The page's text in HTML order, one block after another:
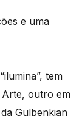
e uma
tem
Arte, outro em
Gulbenkian